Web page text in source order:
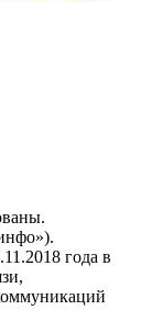
года в